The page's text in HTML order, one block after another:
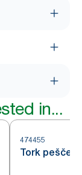
in...
474455
Tork